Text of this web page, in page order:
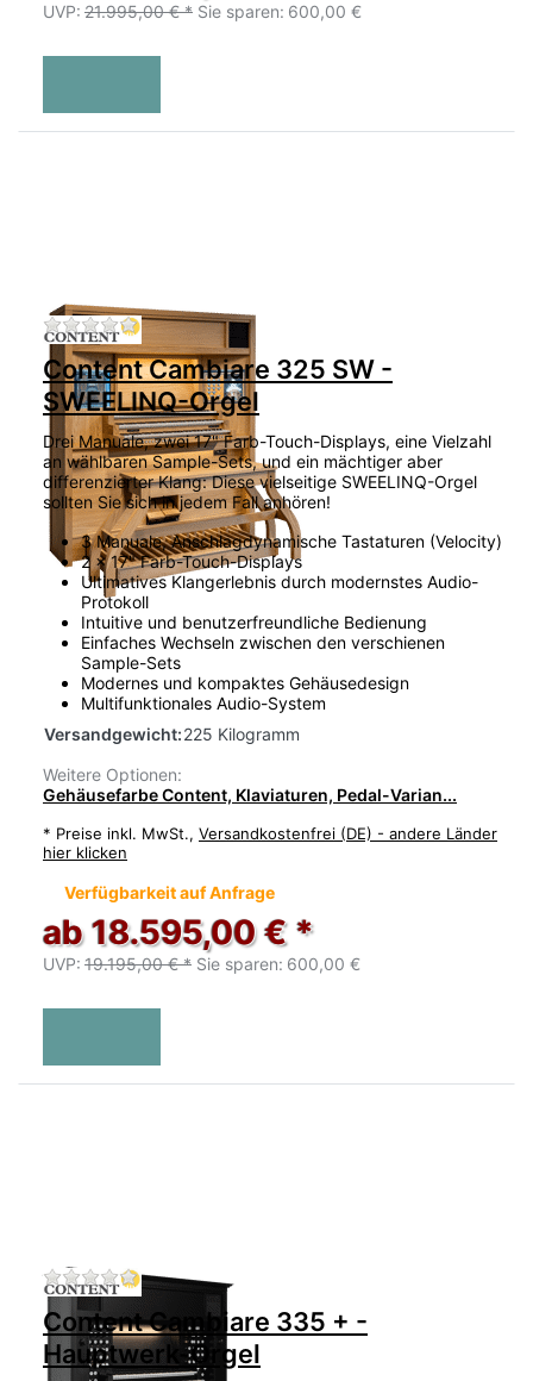
UVP: 21.995,00 € * Sie sparen: 600,00 €
Zu diesem Produkt liegen noch keine
Content Cambiare 325 SW -
SWEELINQ-Orgel
Drei Manuale, zwei 17" Farb-Touch-Displays, eine Vielzahl
an wählbaren Sample-Sets, und ein mächtiger aber
differenzierter Klang: Diese vielseitige SWEELINQ-Orgel
sollten Sie sich in jedem Fall anhören!
3 Manuale, Anschlagdynamische Tastaturen (Velocity)
2 x 17" Farb-Touch-Displays
Ultimatives Klangerlebnis durch modernstes Audio-
Protokoll
Intuitive und benutzerfreundliche Bedienung
Einfaches Wechseln zwischen den verschienen
Sample-Sets
Modernes und kompaktes Gehäusedesign
Multifunktionales Audio-System
Versandgewicht:225 Kilogramm
Weitere Optionen:
Gehäusefarbe Content, Klaviaturen, Pedal-Varian...
* Preise inkl. MwSt., Versandkostenfrei (DE) - andere Länder
hier klicken
Verfügbarkeit auf Anfrage
ab 18.595,00 € *
UVP: 19.195,00 € * Sie sparen: 600,00 €
Zu diesem Produkt liegen noch keine
Content Cambiare 335 + -
Hauptwerk-Orgel